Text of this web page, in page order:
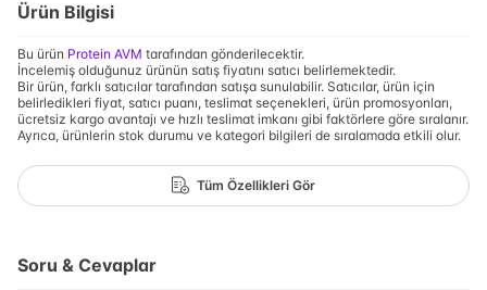
Ürün Bilgisi
Bu ürün Protein AVM tarafından gönderilecektir.
İncelemiş olduğunuz ürünün satış fiyatını satıcı belirlemektedir.
Bir ürün, farklı satıcılar tarafından satışa sunulabilir. Satıcılar, ürün için
belirledikleri fiyat, satıcı puanı, teslimat seçenekleri, ürün promosyonları,
ücretsiz kargo avantajı ve hızlı teslimat imkanı gibi faktörlere göre sıralanır.
Ayrıca, ürünlerin stok durumu ve kategori bilgileri de sıralamada etkili olur.
Tüm Özellikleri Gör
Soru & Cevaplar